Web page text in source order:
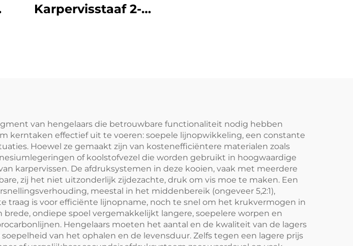
Karpervisstaaf 2-
van hengelaars die betrouwbare functionaliteit nodig hebben
kerntaken effectief uit te voeren: soepele lijnopwikkeling, een constante
Hoewel ze gemaakt zijn van kostenefficiëntere materialen zoals
of koolstofvezel die worden gebruikt in hoogwaardige
karpervissen. De afdruksystemen in deze kooien, vaak met meerdere
zij het niet uitzonderlijk zijdezachte, druk om vis moe te maken. Een
meestal in het middenbereik (ongeveer 5,2:1),
is voor efficiënte lijnopname, noch te snel om het krukvermogen in
ondiepe spoel vergemakkelijkt langere, soepelere worpen en
Hengelaars moeten het aantal en de kwaliteit van de lagers
van het ophalen en de levensduur. Zelfs tegen een lagere prijs